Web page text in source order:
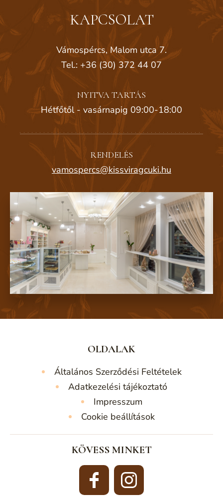
KAPCSOLAT
Vámospércs, Malom utca 7.
Tel.: +36 (30) 372 44 07
NYITVA TARTÁS
Hétfőtől - vasárnapig 09:00-18:00
RENDELÉS
vamospercs@kissviragcuki.hu
OLDALAK
Általános Szerződési Feltételek
Adatkezelési tájékoztató
Impresszum
Cookie beállítások
KÖVESS MINKET